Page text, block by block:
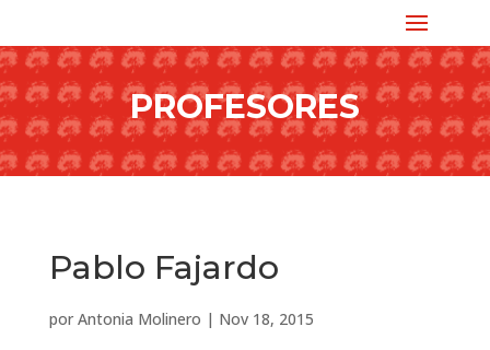
PROFESORES
Pablo Fajardo
por Antonia Molinero | Nov 18, 2015